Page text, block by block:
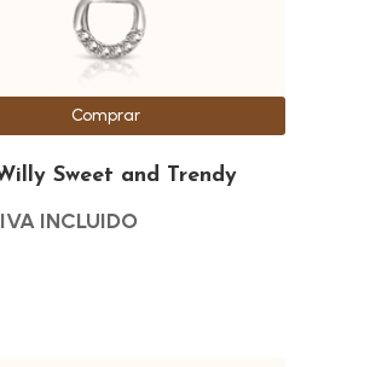
Sweet and Trendy
IVA INCLUIDO
Comprar